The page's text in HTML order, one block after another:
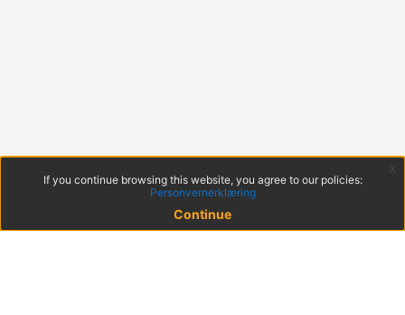
If you continue browsing this website, you agree to our policies:
Personvernerklæring
Continue
x